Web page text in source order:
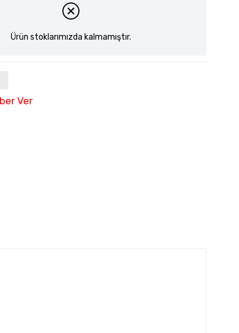
Ürün stoklarımızda kalmamıştır.
Ver